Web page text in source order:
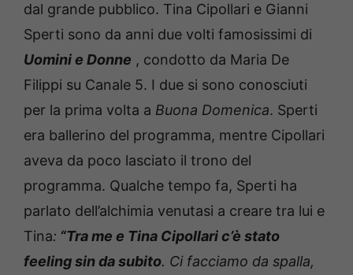
dal grande pubblico. Tina Cipollari e Gianni
Sperti sono da anni due volti famosissimi di
Uomini e Donne , condotto da Maria De
Filippi su Canale 5. I due si sono conosciuti
per la prima volta a Buona Domenica. Sperti
era ballerino del programma, mentre Cipollari
aveva da poco lasciato il trono del
programma. Qualche tempo fa, Sperti ha
parlato dell’alchimia venutasi a creare tra lui e
Tina: “Tra me e Tina Cipollari c’è stato
feeling sin da subito. Ci facciamo da spalla,